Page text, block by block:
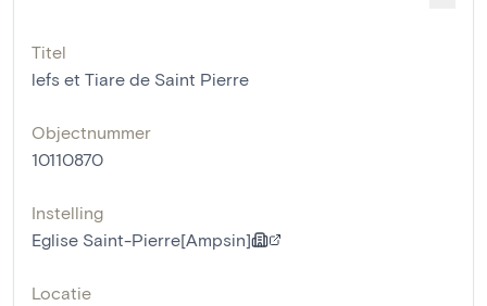
Titel
lefs et Tiare de Saint Pierre
Objectnummer
10110870
Instelling
Eglise Saint-Pierre[Ampsin]
Locatie